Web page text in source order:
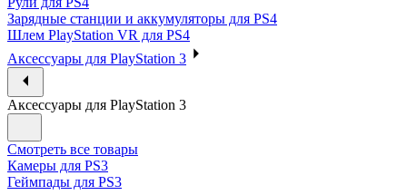
Зарядные станции и аккумуляторы для PS4
Шлем PlayStation VR для PS4
Аксессуары для PlayStation 3
Аксессуары для PlayStation 3
Смотреть все товары
Камеры для PS3
Геймпады для PS3